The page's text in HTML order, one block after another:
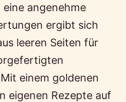
angenehme
ergibt sich
leeren Seiten für
einem goldenen
eigenen Rezepte auf